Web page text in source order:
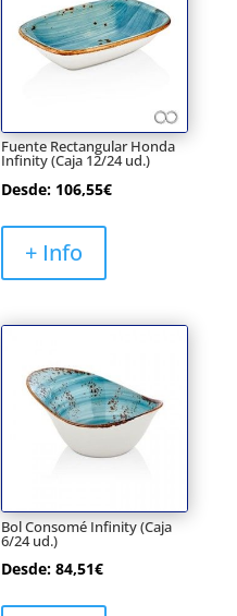
Fuente Rectangular Honda
Infinity (Caja 12/24 ud.)
Desde: 106,55€
+ Info
Bol Consomé Infinity (Caja
6/24 ud.)
Desde:84,51€